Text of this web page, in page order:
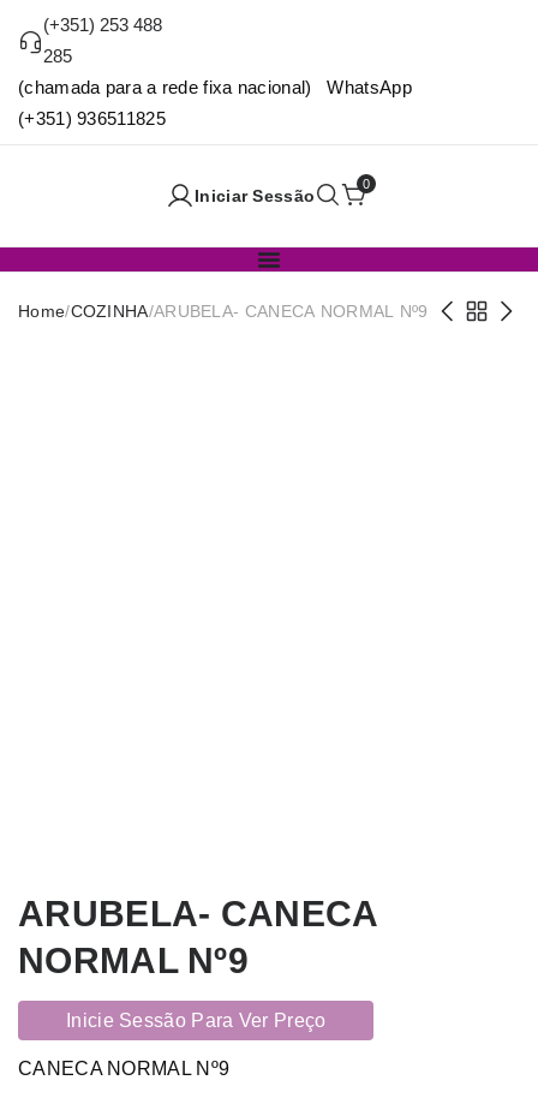
(+351) 253 488
285
(chamada para a rede fixa nacional) WhatsApp
(+351) 936511825
Iniciar Sessão
0
Home/COZINHA/ARUBELA- CANECA NORMAL Nº9
ARUBELA- CANECA
NORMAL Nº9
Inicie Sessão Para Ver Preço
CANECA NORMAL Nº9